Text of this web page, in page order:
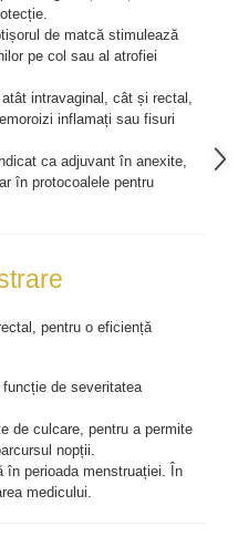
de matcă stimulează
pe col sau al atrofiei
intravaginal, cât și rectal,
inflamați sau fisuri
ca adjuvant în anexite,
în protocoalele pentru
pentru o eficiență
de severitatea
de culcare, pentru a permite
nopții.
în perioada menstruației. În
medicului.